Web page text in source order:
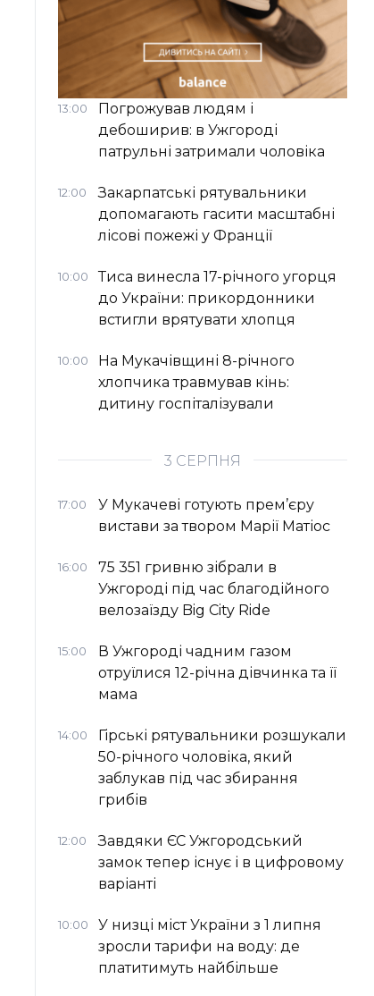
13:00
Погрожував людям і
дебоширив: в Ужгороді
патрульні затримали чоловіка
12:00
Закарпатські рятувальники
допомагають гасити масштабні
лісові пожежі у Франції
10:00
Тиса винесла 17-річного угорця
до України: прикордонники
встигли врятувати хлопця
10:00
На Мукачівщині 8-річного
хлопчика травмував кінь:
дитину госпіталізували
3 СЕРПНЯ
17:00
У Мукачеві готують прем’єру
вистави за твором Марії Матіос
16:00
75 351 гривню зібрали в
Ужгороді під час благодійного
велозаїзду Big Сity Ride
15:00
В Ужгороді чадним газом
отруїлися 12-річна дівчинка та її
мама
14:00
Гірські рятувальники розшукали
50-річного чоловіка, який
заблукав під час збирання
грибів
12:00
Завдяки ЄС Ужгородський
замок тепер існує і в цифровому
варіанті
10:00
У низці міст України з 1 липня
зросли тарифи на воду: де
платитимуть найбільше